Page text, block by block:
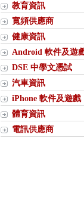
教育資訊
寬頻供應商
健康資訊
Android 軟件及遊
DSE 中學文憑試
汽車資訊
iPhone 軟件及遊戲
體育資訊
電訊供應商